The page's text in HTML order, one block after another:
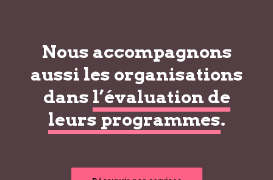
Nous accompagnons
aussi les organisations
dans l’évaluation de
leurs programmes.